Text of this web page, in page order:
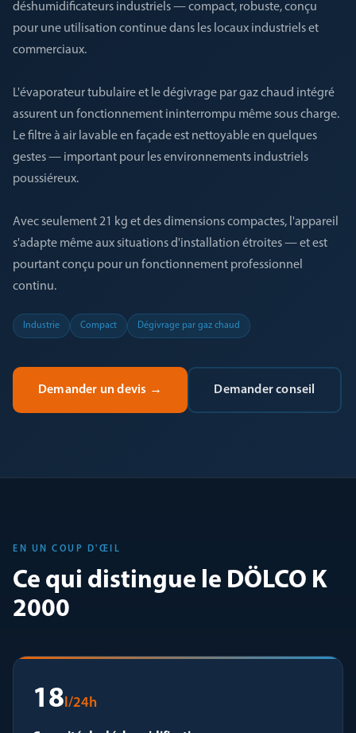
déshumidificateurs industriels — compact, robuste, conçu
pour une utilisation continue dans les locaux industriels et
commerciaux.
L'évaporateur tubulaire et le dégivrage par gaz chaud intégré
assurent un fonctionnement ininterrompu même sous charge.
Le filtre à air lavable en façade est nettoyable en quelques
gestes — important pour les environnements industriels
poussiéreux.
Avec seulement 21 kg et des dimensions compactes, l'appareil
s'adapte même aux situations d'installation étroites — et est
pourtant conçu pour un fonctionnement professionnel
continu.
Industrie Compact Dégivrage par gaz chaud
Demander un devis → Demander conseil
EN UN COUP D'ŒIL
Ce qui distingue le DÖLCO K
2000
18l/24h